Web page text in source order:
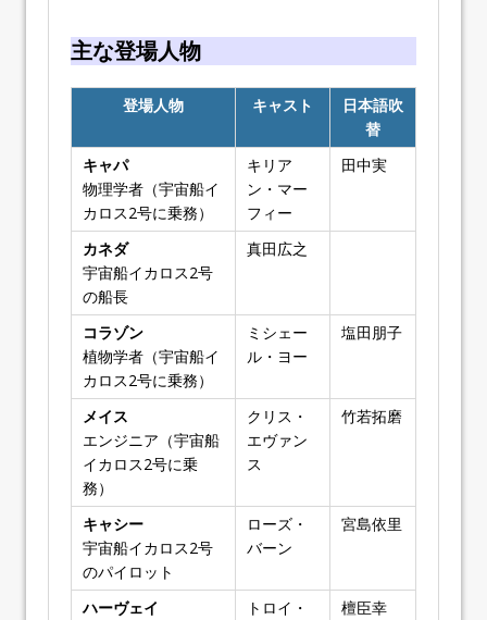
主な登場人物
登場人物 キャスト
日本語吹
替
キャパ
物理学者（宇宙船イ
カロス2号に乗務）
キリア
ン・マー
フィー
田中実
カネダ
宇宙船イカロス2号
の船長
真田広之
コラゾン
植物学者（宇宙船イ
カロス2号に乗務）
ミシェー
ル・ヨー
塩田朋子
メイス
エンジニア（宇宙船
イカロス2号に乗
務）
クリス・
エヴァン
ス
竹若拓磨
キャシー
宇宙船イカロス2号
のパイロット
ローズ・
バーン
宮島依里
ハーヴェイ
トロイ・
檀臣幸